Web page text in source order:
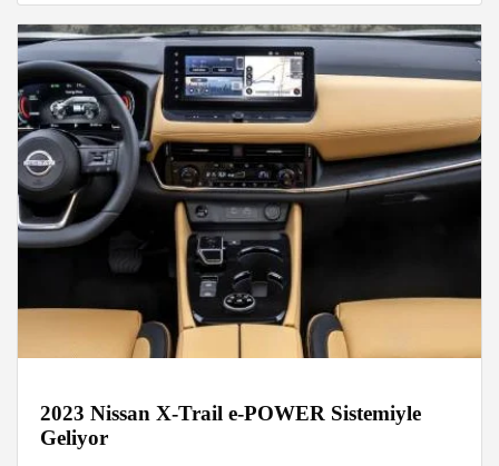
2023 Nissan X-Trail e-POWER Sistemiyle
Geliyor